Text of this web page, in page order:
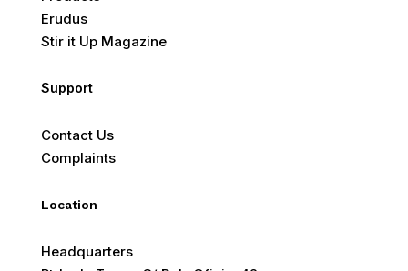
Erudus
Stir it Up Magazine
Support
Contact Us
Complaints
Location
Headquarters